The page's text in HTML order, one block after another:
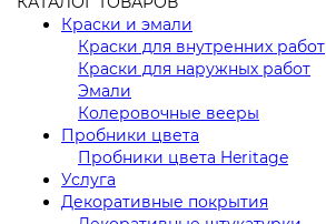
Краски и эмали
Краски для внутренних работ
Краски для наружных работ
Эмали
Колеровочные вееры
Пробники цвета
Пробники цвета Heritage
Услуга
Декоративные покрытия